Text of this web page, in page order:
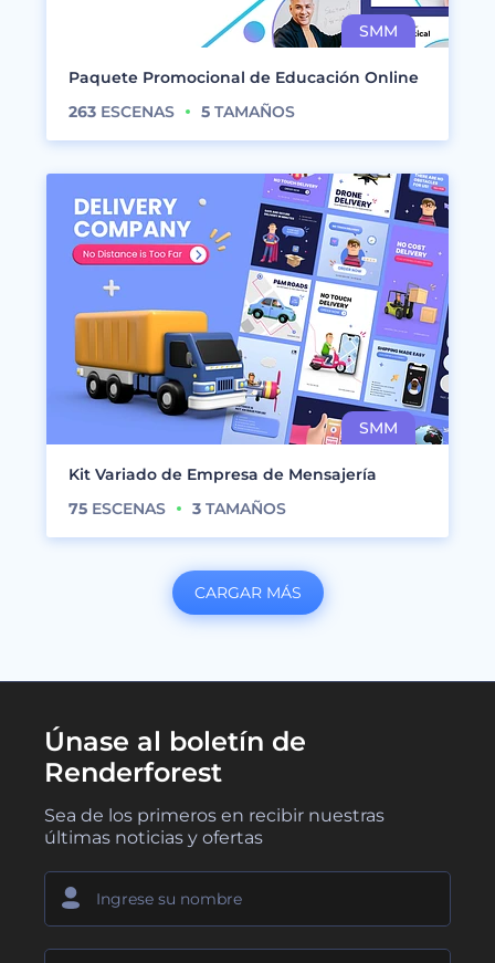
Paquete Promocional de Educación Online
263 ESCENAS 5 TAMAÑOS
Kit Variado de Empresa de Mensajería
75 ESCENAS 3 TAMAÑOS
CARGAR MÁS
Únase al boletín de
Renderforest
Sea de los primeros en recibir nuestras
últimas noticias y ofertas